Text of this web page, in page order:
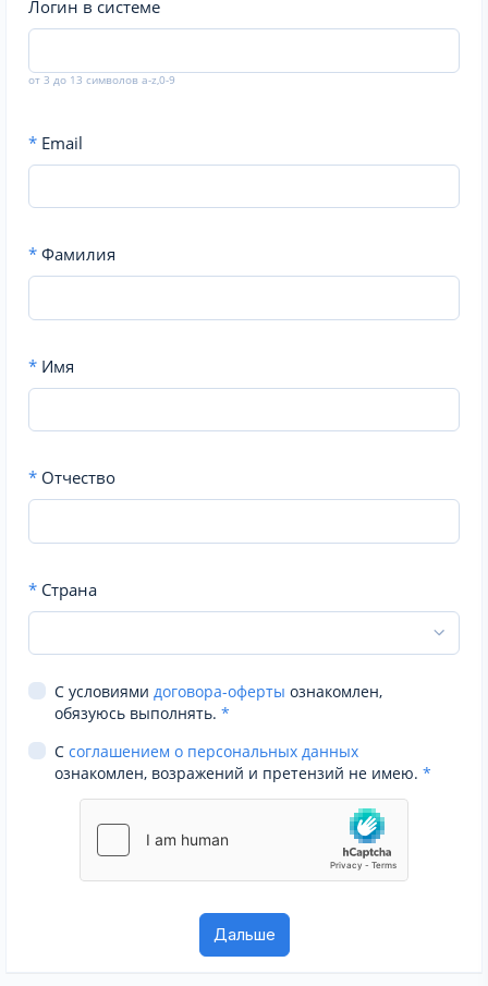
Логин в системе
от 3 до 13 символов a-z,0-9
* Email
* Фамилия
* Имя
* Отчество
* Страна
С условиями договора-оферты ознакомлен,
обязуюсь выполнять. *
С соглашением о персональных данных
ознакомлен, возражений и претензий не имею. *